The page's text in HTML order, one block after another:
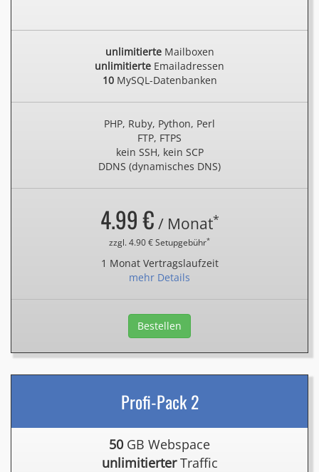
unlimitierteMailboxen
unlimitierte Emailadressen
10MySQL-Datenbanken
PHP, Ruby, Python, Perl
FTP, FTPS
kein SSH, kein SCP
DDNS (dynamisches DNS)
4.99 € / Monat*
zzgl. 4.90 € Setupgebühr*
1 Monat Vertragslaufzeit
mehr Details
Bestellen
Profi-Pack 2
50 GB Webspace
unlimitierterTraffic